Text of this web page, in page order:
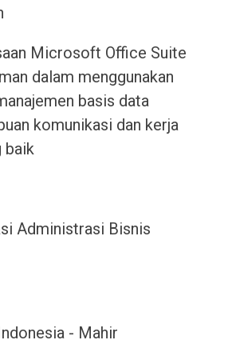
Microsoft Office Suite
dalam menggunakan
basis data
komunikasi dan kerja
baik
Administrasi Bisnis
- Mahir